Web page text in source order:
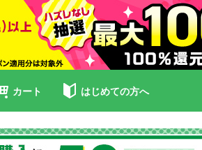
カート はじめての方へ